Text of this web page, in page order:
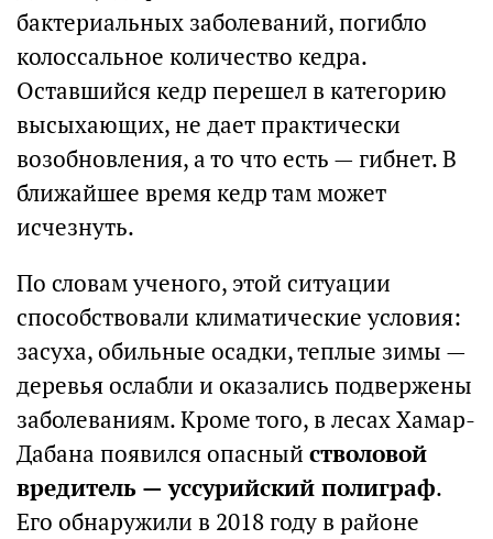
бактериальных заболеваний, погибло
колоссальное количество кедра.
Оставшийся кедр перешел в категорию
высыхающих, не дает практически
возобновления, а то что есть — гибнет. В
ближайшее время кедр там может
исчезнуть.
По словам ученого, этой ситуации
способствовали климатические условия:
засуха, обильные осадки, теплые зимы —
деревья ослабли и оказались подвержены
заболеваниям. Кроме того, в лесах Хамар-
Дабана появился опасный стволовой
вредитель — уссурийский полиграф.
Его обнаружили в 2018 году в районе